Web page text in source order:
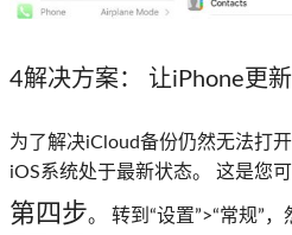
4解决方案： 让iPhone更新
为了解决iCloud备份仍然无法打
iOS系统处于最新状态。 这是您
第四步。 转到“设置”>“常规”